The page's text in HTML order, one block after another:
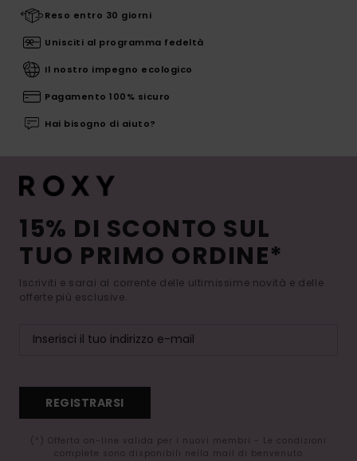
Reso entro 30 giorni
Unisciti al programma fedeltà
Il nostro impegno ecologico
Pagamento 100% sicuro
Hai bisogno di aiuto?
15% DI SCONTO SUL
TUO PRIMO ORDINE*
Iscriviti e sarai al corrente delle ultimissime novità e delle
offerte più esclusive.
REGISTRARSI
(*) Offerta on-line valida per i nuovi membri - Le condizioni
complete sono disponibili nella mail di benvenuto